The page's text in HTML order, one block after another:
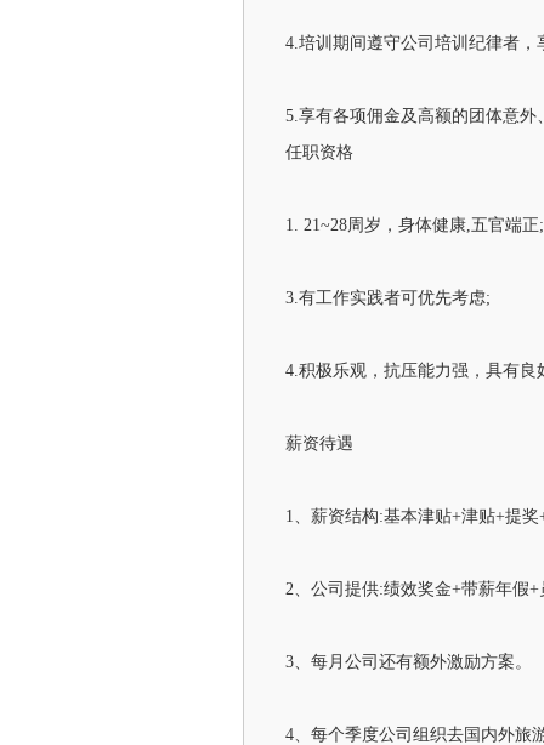
4.培训期间遵守公司培训纪律者，
5.享有各项佣金及高额的团体意
任职资格
1. 21~28周岁，身体健康,五官端
3.有工作实践者可优先考虑;
4.积极乐观，抗压能力强，具有
薪资待遇
1、薪资结构:基本津贴+津贴+提
2、公司提供:绩效奖金+带薪年假
3、每月公司还有额外激励方案。
4、每个季度公司组织去国内外旅